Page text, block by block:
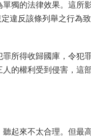
獨的法律效果。這所
違反該條列舉之行為
所得收歸國庫，令犯
的權利受到侵害，這
起來不太合理。但最